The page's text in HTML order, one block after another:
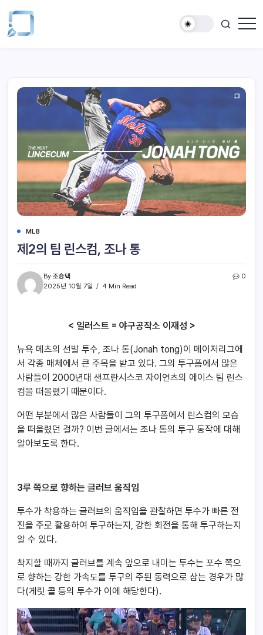
MLB
제2의 팀 린스컴, 조나 통
By 조승택
2025년 10월 7일
4 Min Read
0
< 일러스트 = 야구공작소 이재성 >
뉴욕 메츠의 선발 투수, 조나 통(Jonah tong)이 메이저리그에
서 각종 매체에서 큰 주목을 받고 있다. 그의 투구폼에서 많은
사람들이 2000년대 샌프란시스코 자이언츠의 에이스 팀 린스
컴을 떠올렸기 때문이다.
어떤 부분에서 많은 사람들이 그의 투구폼에서 린스컴의 모습
을 떠올렸던 걸까? 이번 글에서는 조나 통의 투구 동작에 대해
알아보도록 한다.
3루 쪽으로 향하는 글러브 움직임
투수가 착용하는 글러브의 움직임을 관찰하면 투수가 빠른 전
진을 주로 활용하여 투구하는지, 강한 회전을 통해 투구하는지
알 수 있다.
착지할 때까지 글러브를 계속 앞으로 내미는 투수는 포수 쪽으
로 향하는 강한 가속도를 투구의 주된 동력으로 삼는 경우가 많
다(게릿 콜 등의 투수가 이에 해당한다).